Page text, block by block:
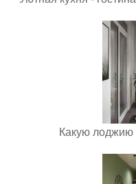
Какую